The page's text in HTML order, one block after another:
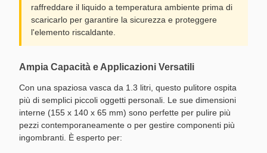
raffreddare il liquido a temperatura ambiente prima di
scaricarlo per garantire la sicurezza e proteggere
l'elemento riscaldante.
Ampia Capacità e Applicazioni Versatili
Con una spaziosa vasca da 1.3 litri, questo pulitore ospita
più di semplici piccoli oggetti personali. Le sue dimensioni
interne (155 x 140 x 65 mm) sono perfette per pulire più
pezzi contemporaneamente o per gestire componenti più
ingombranti. È esperto per: